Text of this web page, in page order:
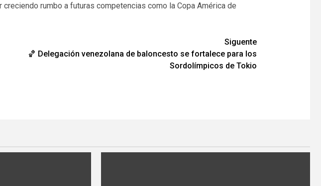
rumbo a futuras competencias como la Copa América de
Siguente
🏀 Delegación venezolana de baloncesto se fortalece para los
Sordolímpicos de Tokio